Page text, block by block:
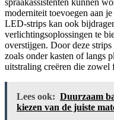
moderniteit toevoegen aan
LED-strips kan ook
verlichtingsoplossingen te
overstijgen. Door deze strips
zoals onder kasten of langs
uitstraling creëren die zowel
Lees ook: Duurzaam
kiezen van de juiste